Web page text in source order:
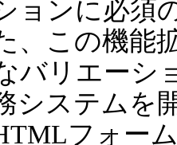
ョンに必須
、この機能
バリエーシ
システムを
フォー